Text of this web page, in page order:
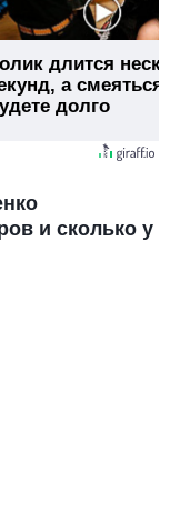
длится
а
долго
и сколько у